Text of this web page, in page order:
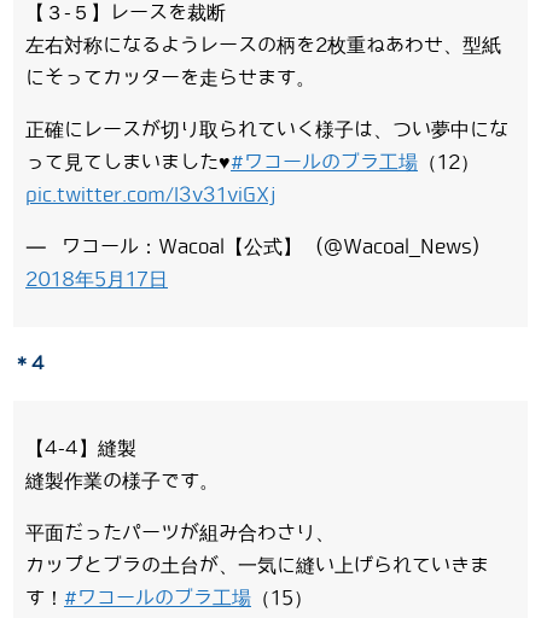
【３-５】レースを裁断
左右対称になるようレースの柄を2枚重ねあわせ、型紙
にそってカッターを走らせます。
正確にレースが切り取られていく様子は、つい夢中にな
って見てしまいました♥#ワコールのブラ工場 （12）
pic.twitter.com/I3v31viGXj
— ワコール：Wacoal【公式】 (@Wacoal_News)
2018年5月17日
＊4
【4-4】縫製
縫製作業の様子です。
平面だったパーツが組み合わさり、
カップとブラの土台が、一気に縫い上げられていきま
す！ #ワコールのブラ工場 （15）